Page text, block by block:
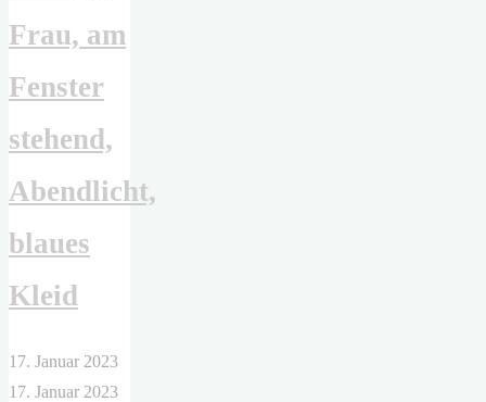
Frau, am
Fenster
stehend,
Abendlicht,
blaues
Kleid
17. Januar 2023
17. Januar 2023